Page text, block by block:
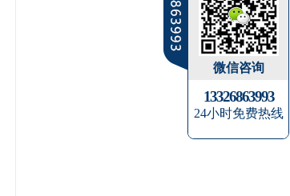
微信咨询
13326863993
24小时免费热线